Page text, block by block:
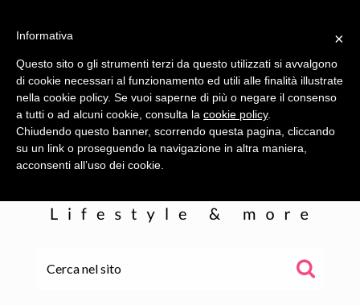
×
Informativa
Questo sito o gli strumenti terzi da questo utilizzati si avvalgono
di cookie necessari al funzionamento ed utili alle finalità illustrate
nella cookie policy. Se vuoi saperne di più o negare il consenso
a tutti o ad alcuni cookie, consulta la cookie policy.
Chiudendo questo banner, scorrendo questa pagina, cliccando
su un link o proseguendo la navigazione in altra maniera,
acconsenti all’uso dei cookie.